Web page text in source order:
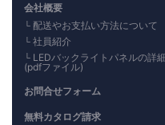
会社概要
配送やお支払い方法について
社員紹介
LEDバックライトパネルの詳
(pdfファイル)
お問合せフォーム
無料カタログ請求